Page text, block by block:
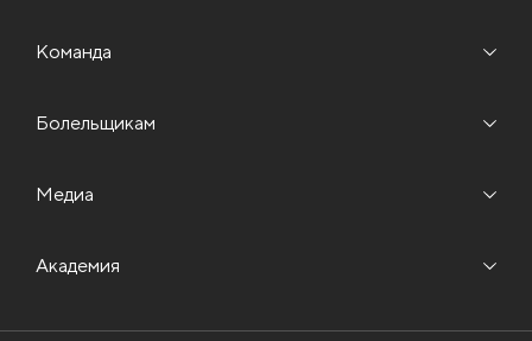
Команда
Болельщикам
Медиа
Академия